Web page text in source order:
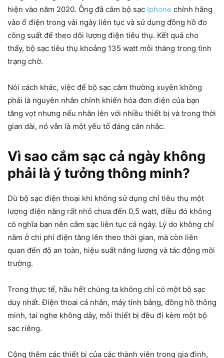
hiện vào năm 2020. Ông đã cắm bộ sạc Iphone chính hãng
vào ổ điện trong vài ngày liên tục và sử dụng đồng hồ đo
công suất để theo dõi lượng điện tiêu thụ. Kết quả cho
thấy, bộ sạc tiêu thụ khoảng 135 watt mỗi tháng trong tình
trạng chờ.
Nói cách khác, việc để bộ sạc cắm thường xuyên không
phải là nguyên nhân chính khiến hóa đơn điện của bạn
tăng vọt nhưng nếu nhân lên với nhiều thiết bị và trong thời
gian dài, nó vẫn là một yếu tố đáng cân nhắc.
Vì sao cắm sạc cả ngày không
phải là ý tưởng thông minh?
Dù bộ sạc điện thoại khi không sử dụng chỉ tiêu thụ một
lượng điện năng rất nhỏ chưa đến 0,5 watt, điều đó không
có nghĩa bạn nên cắm sạc liên tục cả ngày. Lý do không chỉ
nằm ở chi phí điện tăng lên theo thời gian, mà còn liên
quan đến độ an toàn, hiệu suất năng lượng và tác động môi
trường.
Trong thực tế, hầu hết chúng ta không chỉ có một bộ sạc
duy nhất. Điện thoại cá nhân, máy tính bảng, đồng hồ thông
minh, tai nghe không dây, mỗi thiết bị đều đi kèm một bộ
sạc riêng.
Cộng thêm các thiết bị của các thành viên trong gia đình,